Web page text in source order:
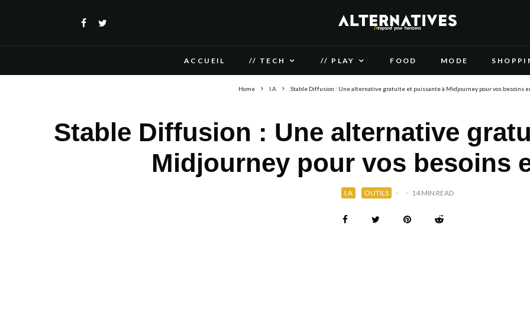
ACCUEIL // TECH // PLAY FOOD MODE
Home I.A Stable Diffusion : Une alternative gratuite et puissante à Midjourney pour vos besoins
Stable Diffusion : Une alternative
Midjourney pour vos besoins
I.A OUTILS · · 14 MIN READ